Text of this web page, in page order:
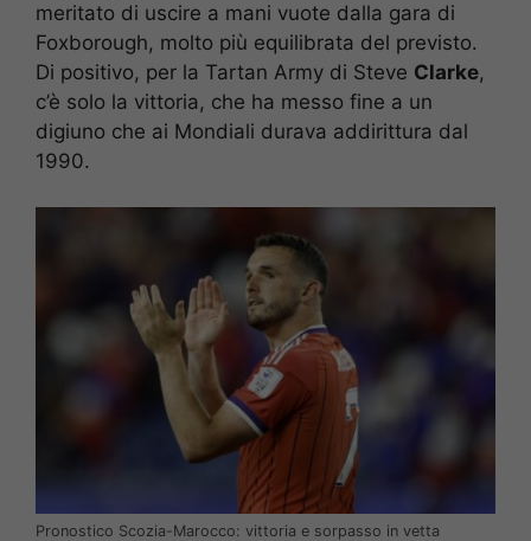
meritato di uscire a mani vuote dalla gara di
Foxborough, molto più equilibrata del previsto.
Di positivo, per la Tartan Army di Steve Clarke,
c’è solo la vittoria, che ha messo fine a un
digiuno che ai Mondiali durava addirittura dal
1990.
Pronostico Scozia-Marocco: vittoria e sorpasso in vetta